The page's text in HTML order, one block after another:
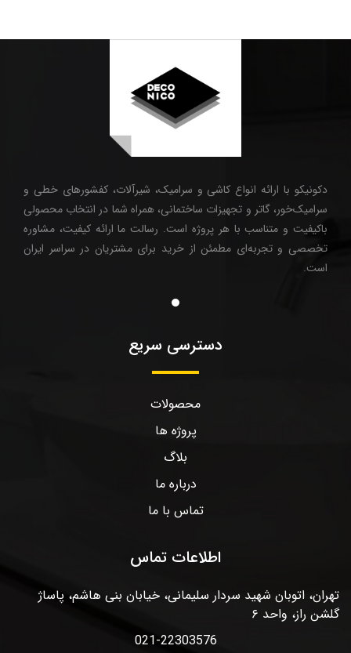
دکونیکو با ارائه انواع کاشی و سرامیک، شیرآلات، کفشورهای خطی و
سرامیک‌خور، گاتر و تجهیزات ساختمانی، همراه شما در انتخاب محصولی
باکیفیت و متناسب با هر پروژه است. رسالت ما ارائه کیفیت، مشاوره
تخصصی و تجربه‌ای مطمئن از خرید برای مشتریان در سراسر ایران
است.
دسترسی سریع
محصولات
پروژه ها
بلاگ
درباره ما
تماس با ما
اطلاعات تماس
تهران، اتوبان شهید سردار سلیمانی، خیابان بنی هاشم، پاساژ
گلشن راز، واحد ۶
021-22303576